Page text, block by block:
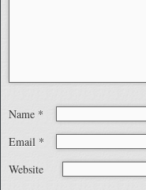
Name *
Email *
Website